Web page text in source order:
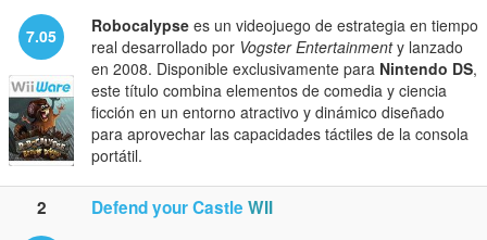
7.05 Robocalypse es un videojuego de estrategia en tiempo
real desarrollado por Vogster Entertainmenty lanzado
en 2008. Disponible exclusivamente para Nintendo DS,
este título combina elementos de comedia y ciencia
ficción en un entorno atractivo y dinámico diseñado
para aprovechar las capacidades táctiles de la consola
portátil.
2 Defend your Castle WII